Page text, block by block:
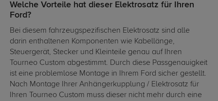
Welche Vorteile hat dieser Elektrosatz für Ihren
Ford?
Bei diesem fahrzeugspezifischen Elektrosatz sind alle
darin enthaltenen Komponenten wie Kabellänge,
Steuergerät, Stecker und Kleinteile genau auf Ihren
Tourneo Custom abgestimmt. Durch diese Passgenauigkeit
ist eine problemlose Montage in Ihrem Ford sicher gestellt.
Nach Montage Ihrer Anhängerkupplung / Elektrosatz für
Ihren Tourneo Custom muss dieser nicht mehr durch eine